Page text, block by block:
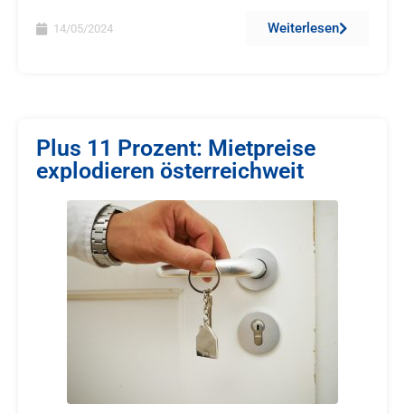
14/05/2024 Weiterlesen
Plus 11 Prozent: Mietpreise
explodieren österreichweit